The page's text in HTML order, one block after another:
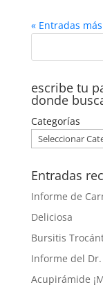
« Entradas
escribe tu
donde
Categorías
Entradas
Informe de
Deliciosa
Bursitis
Informe del Dr.
Acupirámide